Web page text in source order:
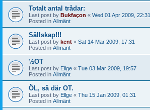
Totalt antal trådar:
Last post by Bukfaçon « Wed 01 Apr 2009, 22:31
Posted in Allmänt
Sällskap!!!
Last post by kent « Sat 14 Mar 2009, 17:31
Posted in Allmänt
½OT
Last post by Ellge « Tue 03 Mar 2009, 19:57
Posted in Allmänt
ÖL, så där OT.
Last post by Ellge « Thu 15 Jan 2009, 01:31
Posted in Allmänt